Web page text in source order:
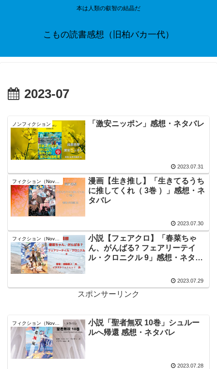
本は人類の叡智の結晶だ
こもの読書感想（旧柏バカ一代）
2023-07
ノンフィクション 「激安ニッポン」感想・ネタバレ
2023.07.31
漫画【生き推し】「生きてるうち
に推してくれ（ 3巻 ）」感想・ネ
タバレ
2023.07.30
小説【フェアクロ】「春菜ちゃ
ん、がんばる? フェアリーテイ
ル・クロニクル 9」感想・ネタバ
2023.07.29
スポンサーリンク
フィクション（Novel）
小説「聖者無双 10巻」シュルー
ルへ帰還 感想・ネタバレ
2023.07.28